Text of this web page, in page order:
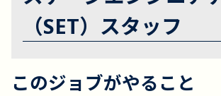
（SET）スタッフ
このジョブがやること